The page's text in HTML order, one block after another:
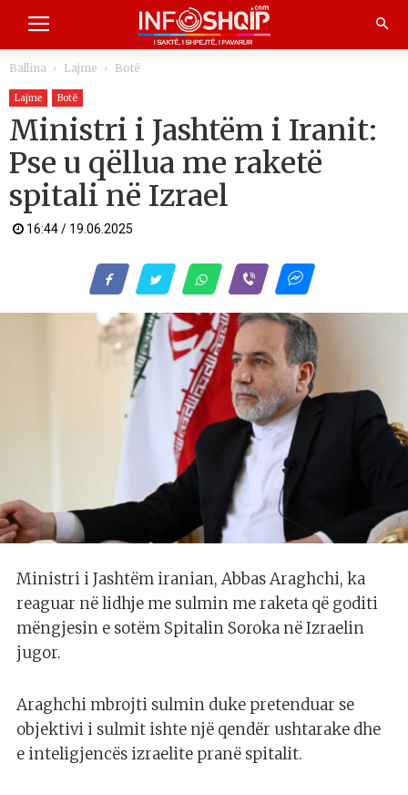
Ballina Lajme Botë
Lajme Botë
Ministri i Jashtëm i Iranit:
Pse u qëllua me raketë
spitali në Izrael
16:44 / 19.06.2025
Ministri i Jashtëm iranian, Abbas Araghchi, ka
reaguar në lidhje me sulmin me raketa që goditi
mëngjesin e sotëm Spitalin Soroka në Izraelin
jugor.
Araghchi mbrojti sulmin duke pretenduar se
objektivi i sulmit ishte një qendër ushtarake dhe
e inteligjencës izraelite pranë spitalit.